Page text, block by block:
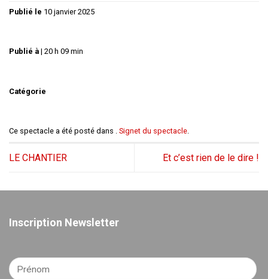
Publié le 10 janvier 2025
Publié à | 20 h 09 min
Catégorie
Ce spectacle a été posté dans . Signet du spectacle.
LE CHANTIER Et c’est rien de le dire !
Inscription Newsletter